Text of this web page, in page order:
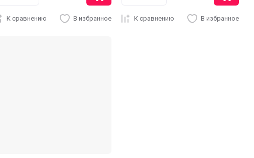
К сравнению В избранное К сравнению В избранное